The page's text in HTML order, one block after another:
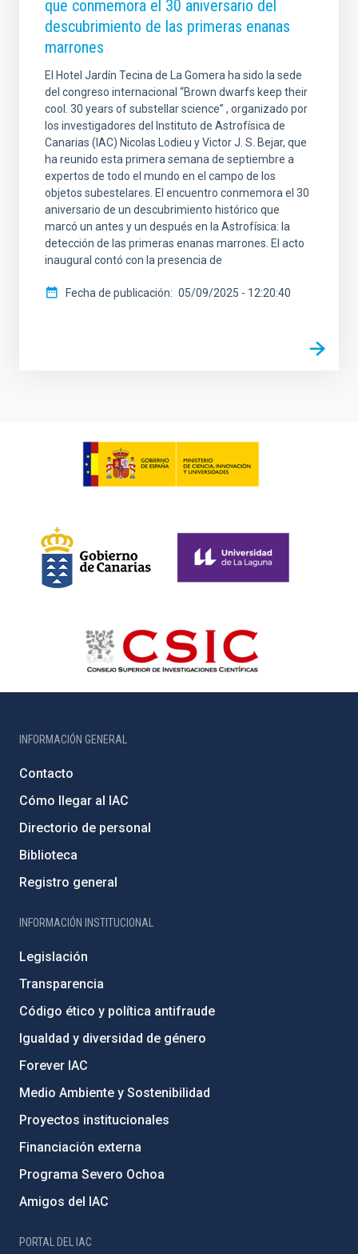
que conmemora el 30 aniversario del
descubrimiento de las primeras enanas
marrones
El Hotel Jardín Tecina de La Gomera ha sido la sede
del congreso internacional “Brown dwarfs keep their
cool. 30 years of substellar science” , organizado por
los investigadores del Instituto de Astrofísica de
Canarias (IAC) Nicolas Lodieu y Victor J. S. Bejar, que
ha reunido esta primera semana de septiembre a
expertos de todo el mundo en el campo de los
objetos subestelares. El encuentro conmemora el 30
aniversario de un descubrimiento histórico que
marcó un antes y un después en la Astrofísica: la
detección de las primeras enanas marrones. El acto
inaugural contó con la presencia de
Fecha de publicación 05/09/2025 - 12:20:40
INFORMACIÓN GENERAL
Contacto
Cómo llegar al IAC
Directorio de personal
Biblioteca
Registro general
INFORMACIÓN INSTITUCIONAL
Legislación
Transparencia
Código ético y política antifraude
Igualdad y diversidad de género
Forever IAC
Medio Ambiente y Sostenibilidad
Proyectos institucionales
Financiación externa
Programa Severo Ochoa
Amigos del IAC
PORTAL DEL IAC